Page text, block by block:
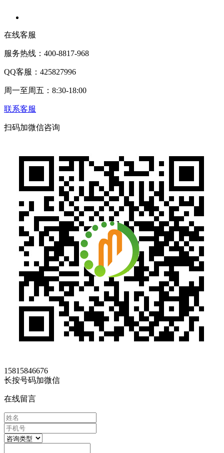
在线客服
服务热线：400-8817-968
QQ客服：425827996
周一至周五：8:30-18:00
联系客服
扫码加微信咨询
15815846676
长按号码加微信
在线留言